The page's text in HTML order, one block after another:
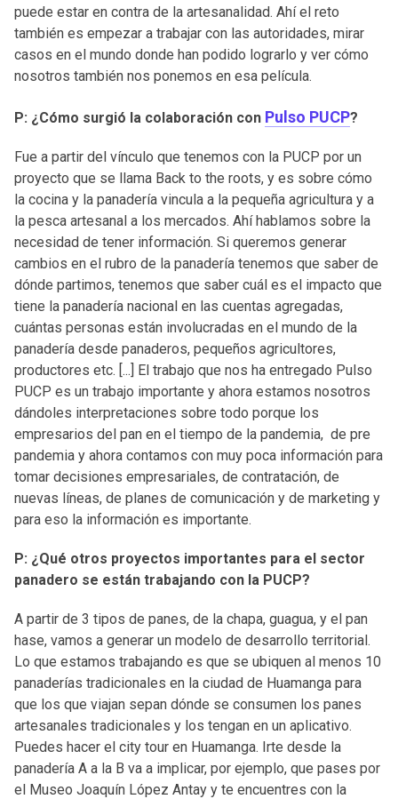
puede estar en contra de la artesanalidad. Ahí el reto
también es empezar a trabajar con las autoridades, mirar
casos en el mundo donde han podido lograrlo y ver cómo
nosotros también nos ponemos en esa película.
P: ¿Cómo surgió la colaboración con Pulso PUCP?
Fue a partir del vínculo que tenemos con la PUCP por un
proyecto que se llama Back to the roots, y es sobre cómo
la cocina y la panadería vincula a la pequeña agricultura y a
la pesca artesanal a los mercados. Ahí hablamos sobre la
necesidad de tener información. Si queremos generar
cambios en el rubro de la panadería tenemos que saber de
dónde partimos, tenemos que saber cuál es el impacto que
tiene la panadería nacional en las cuentas agregadas,
cuántas personas están involucradas en el mundo de la
panadería desde panaderos, pequeños agricultores,
productores etc. [...] El trabajo que nos ha entregado Pulso
PUCP es un trabajo importante y ahora estamos nosotros
dándoles interpretaciones sobre todo porque los
empresarios del pan en el tiempo de la pandemia, de pre
pandemia y ahora contamos con muy poca información para
tomar decisiones empresariales, de contratación, de
nuevas líneas, de planes de comunicación y de marketing y
para eso la información es importante.
P: ¿Qué otros proyectos importantes para el sector
panadero se están trabajando con la PUCP?
A partir de 3 tipos de panes, de la chapa, guagua, y el pan
hase, vamos a generar un modelo de desarrollo territorial.
Lo que estamos trabajando es que se ubiquen al menos 10
panaderías tradicionales en la ciudad de Huamanga para
que los que viajan sepan dónde se consumen los panes
artesanales tradicionales y los tengan en un aplicativo.
Puedes hacer el city tour en Huamanga. Irte desde la
panadería A a la B va a implicar, por ejemplo, que pases por
el Museo Joaquín López Antay y te encuentres con la